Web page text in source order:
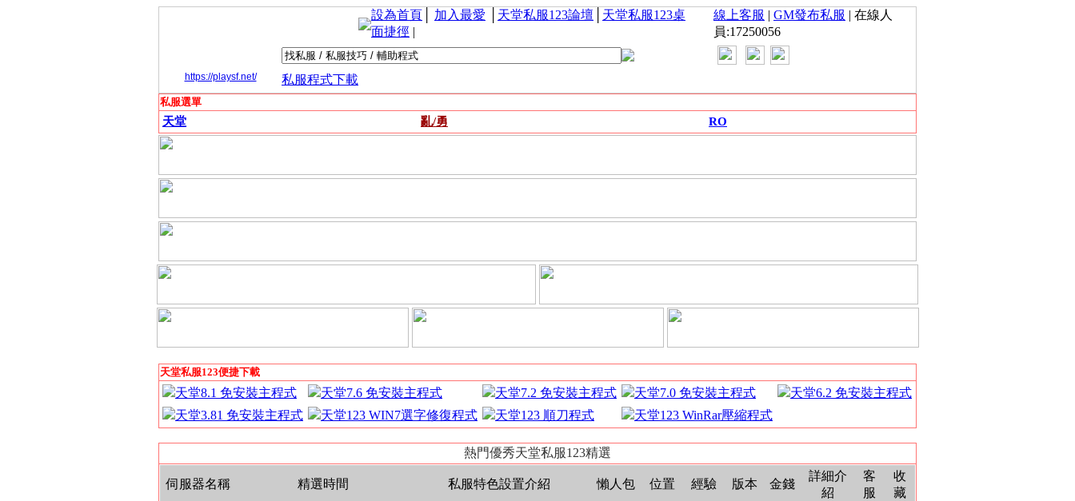
https://playsf.net/
設為首頁 加入最愛 天堂私服123論壇
天堂私服123桌
面捷徑 |
線上客服 | GM發布私服 | 在線人
員:17250056
私服程式下載
私服選單
天堂 亂/勇 RO
天堂私服123便捷下載
天堂8.1 免安裝主程式 天堂7.6 免安裝主程式 天堂7.2 免安裝主程式 天堂7.0 免安裝主程式
天堂6.2 免安裝主程式
天堂3.81 免安裝主程式
天堂123 WIN7選字修復程式 天堂123 順刀程式 天堂123 WinRar壓縮程式
熱門優秀天堂私服123精選
伺服器名稱 精選時間 私服特色設置介紹 懶人包 位置 經驗 版本 金錢
詳細介
紹
客
服
收
藏